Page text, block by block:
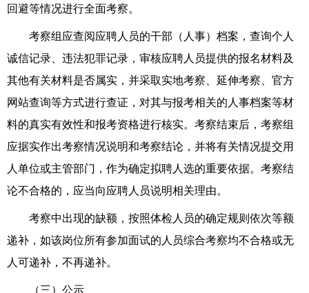
回避等情况进行全面考察。
考察组应查阅应聘人员的干部（人事）档案，查询个人
诚信记录、违法犯罪记录，审核应聘人员提供的报名材料及
其他有关材料是否属实，并采取实地考察、延伸考察、官方
网站查询等方式进行查证 ， 对其与报考相关的人事档案等材
料的真实有效性和报考资格进行核实。考察结束后，考察组
应据实作出考察情况说明和考察结论，并将有关情况提交用
人单位或主管部门，作为确定拟聘人选的重要依据。考察结
论不合格的，应当向应聘人员说明相关理由。
考察中出现的缺额，按照体检人员的确定规则依次等额
递补，如该岗位所有参加面试的人员综合考察均不合格或无
人可递补，不再递补。
（三）公示